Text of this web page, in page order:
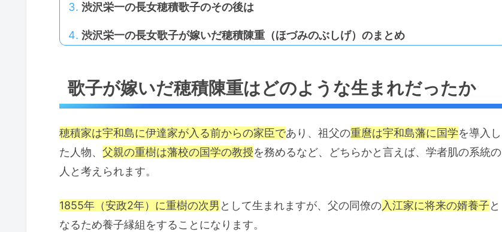
渋沢栄一の長女穂積歌子のその後は
渋沢栄一の長女歌子が嫁いだ穂積陳重（ほづみのぶしげ）のまとめ
歌子が嫁いだ穂積陳重はどのような生まれだったか
穂積家は宇和島に伊達家が入る前からの家臣であり、祖父の重麿は宇和島藩に国学を導入し
た人物、 父親の重樹は藩校の国学の教授を務めるなど、どちらかと言えば、学者肌の系統の
人と考えられます。
1855年（安政2年）に重樹の次男 として生まれますが、父の同僚の入江家に将来の婿養子と
なるため養子縁組をすることになります。